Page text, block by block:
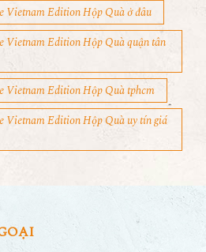
Vietnam Edition Hộp Quà ở đâu
Vietnam Edition Hộp Quà quận tân
Vietnam Edition Hộp Quà tphcm
Vietnam Edition Hộp Quà uy tín giá